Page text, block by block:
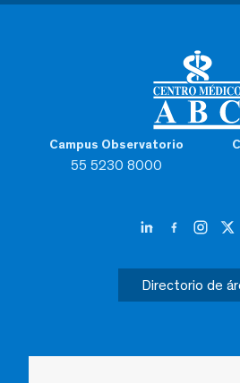
Campus Observatorio
55 5230 8000
Directorio de